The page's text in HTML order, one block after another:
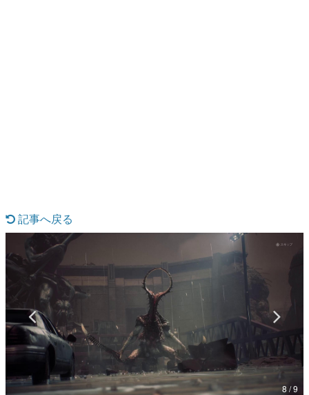
カテゴリ
特集記事
マンガ
女性向け
アプリレビュー
その他
記事へ戻る
8 / 9